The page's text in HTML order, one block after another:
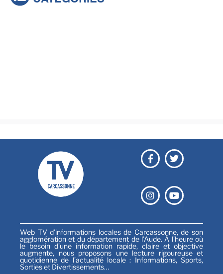
Web TV d’informations locales de Carcassonne, de son
agglomération et du département de l’Aude. À l’heure où
le besoin d’une information rapide, claire et objective
augmente, nous proposons une lecture rigoureuse et
quotidienne de l’actualité locale : Informations, Sports,
Sorties et Divertissements…